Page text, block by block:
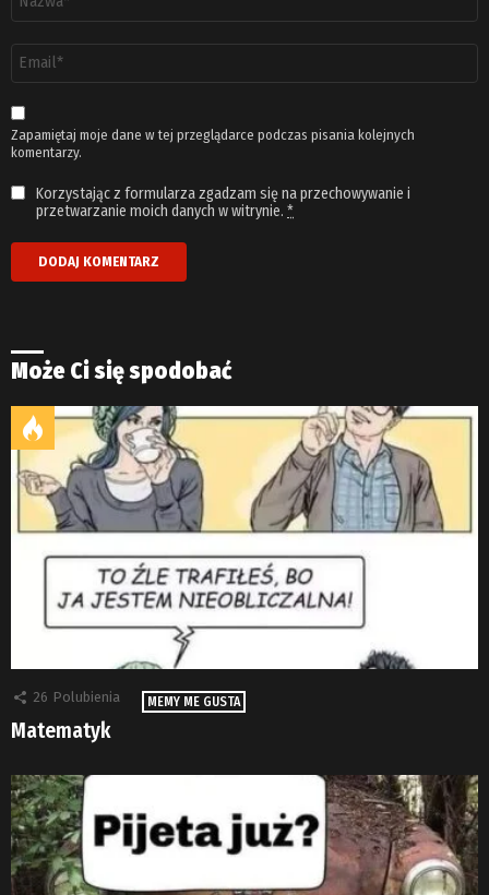
email
*
Zapamiętaj moje dane w tej przeglądarce podczas pisania kolejnych
komentarzy.
Korzystając z formularza zgadzam się na przechowywanie i
przetwarzanie moich danych w witrynie. *
Może Ci się spodobać
26 Polubienia MEMY ME GUSTA
Matematyk